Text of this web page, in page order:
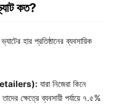
কত?
হার প্রতিষ্ঠানের ব্যবসায়িক
যারা নিজেরা কিনে
ক্ষেত্রে ব্যবসায়ী পর্যায়ে ৭.৫%